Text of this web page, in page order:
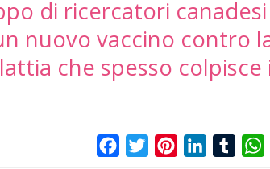
di ricercatori canadesi
nuovo vaccino contro
che spesso colpisce
FacebookTwitterPinterestLinkedIn